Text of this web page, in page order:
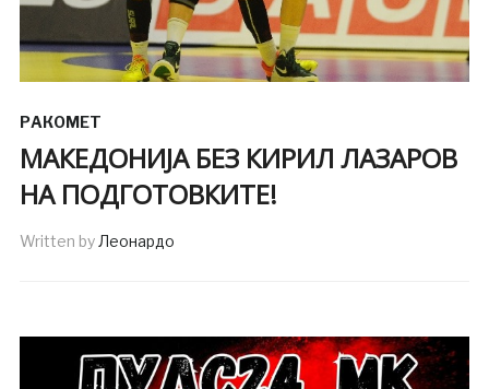
РАКОМЕТ
МАКЕДОНИЈА БЕЗ КИРИЛ ЛАЗАРОВ
НА ПОДГОТОВКИТЕ!
Written byЛеонардо